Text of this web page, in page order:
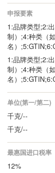
申报要素
1:品牌类型;2:
制）;4:种类（
名）
1:品牌类型;2:
制）;4:种类（
名）
单位(第一/第二)
千克/--
千克/--
最惠国进口税率
12%